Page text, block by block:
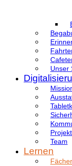
Unser
Team
Lernen
Fächer